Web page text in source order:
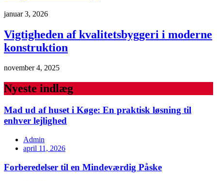
januar 3, 2026
Vigtigheden af kvalitetsbyggeri i moderne
konstruktion
november 4, 2025
Nyeste indlæg
Mad ud af huset i Køge: En praktisk løsning til
enhver lejlighed
Admin
april 11, 2026
Forberedelser til en Mindeværdig Påske